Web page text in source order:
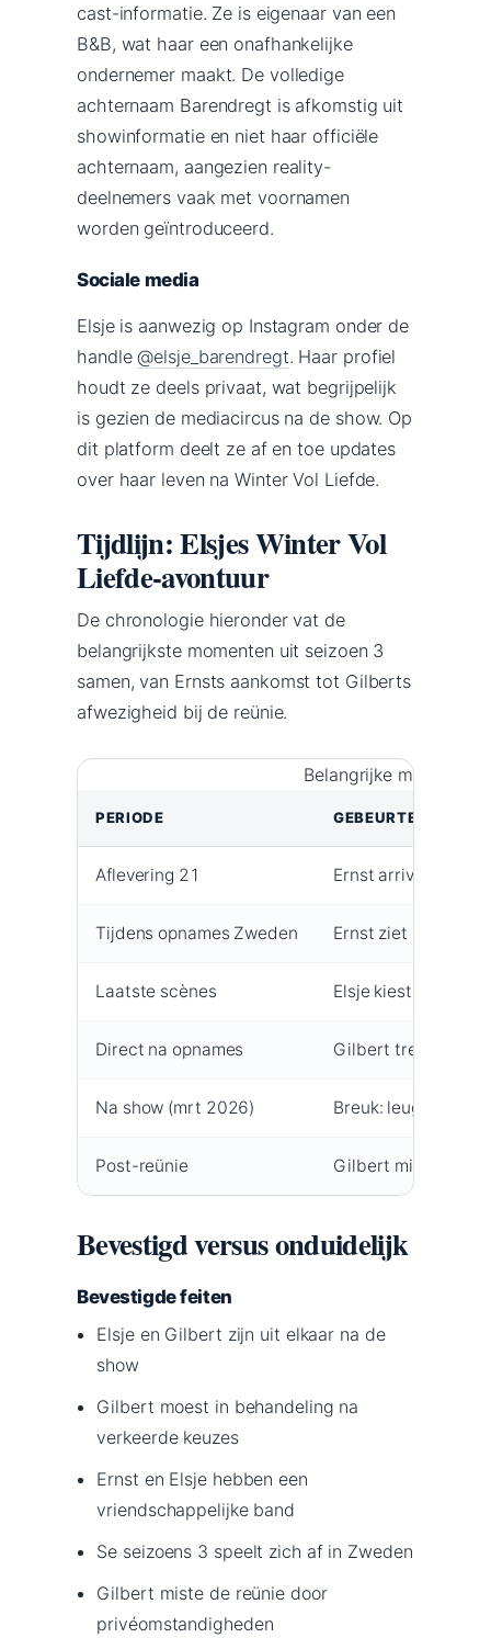
cast-informatie. Ze is eigenaar van een
B&B, wat haar een onafhankelijke
ondernemer maakt. De volledige
achternaam Barendregt is afkomstig uit
showinformatie en niet haar officiële
achternaam, aangezien reality-
deelnemers vaak met voornamen
worden geïntroduceerd.
Sociale media
Elsje is aanwezig op Instagram onder de
handle@elsje_barendregt. Haar profiel
houdt ze deels privaat, wat begrijpelijk
is gezien de mediacircus na de show. Op
dit platform deelt ze af en toe updates
over haar leven na Winter Vol Liefde.
Tijdlijn: Elsjes Winter Vol
Liefde-avontuur
De chronologie hieronder vat de
belangrijkste momenten uit seizoen 3
samen, van Ernsts aankomst tot Gilberts
afwezigheid bij de reünie.
Belangrijke momenten
PERIODE GEBEURTENIS
Aflevering 21 Ernst arriveert als
Tijdens opnames Zweden Ernst ziet na 5
Laatste scènes Elsje kiest Gilbert,
Direct na opnames Gilbert trekt in bij
Na show (mrt 2026) Breuk: leugens en
Post-reünie Gilbert mist
Bevestigd versus onduidelijk
Bevestigde feiten
Elsje en Gilbert zijn uit elkaar na de
show
Gilbert moest in behandeling na
verkeerde keuzes
Ernst en Elsje hebben een
vriendschappelijke band
Se seizoens 3 speelt zich af in Zweden
Gilbert miste de reünie door
privéomstandigheden